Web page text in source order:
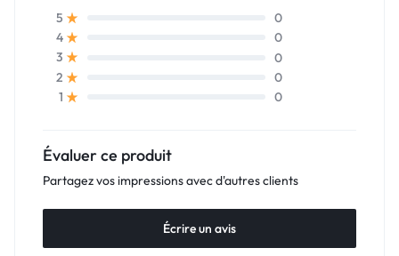
5
0
4
0
3
0
2
0
1
0
Évaluer ce produit
Partagez vos impressions avec d'autres clients
Écrire un avis